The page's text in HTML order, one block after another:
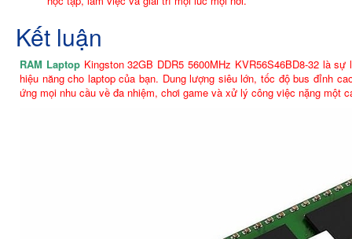
Kết luận
RAM LaptopKingston 32GB DDR5 5600MHz KVR56S46BD8-32 là
hiệu năng cho laptop của bạn. Dung lượng siêu lớn, tốc độ bus đỉnh
ứng mọi nhu cầu về đa nhiệm, chơi game và xử lý công việc nặng một